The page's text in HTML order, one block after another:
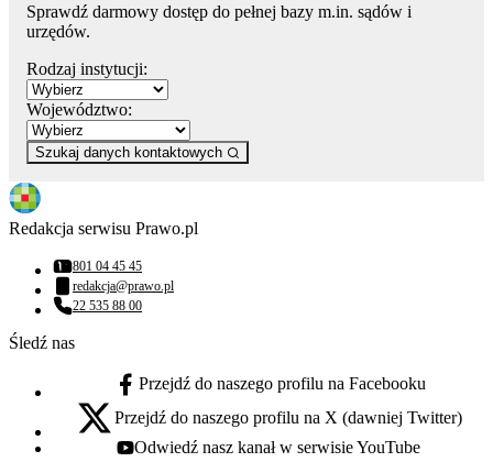
Sprawdź darmowy dostęp do pełnej bazy m.in. sądów i
urzędów.
Rodzaj instytucji:
Województwo:
Szukaj danych kontaktowych
Redakcja serwisu Prawo.pl
Numer telefonu:
801 04 45 45
Adres email:
redakcja@prawo.pl
Numer telefonu:
22 535 88 00
Śledź nas
facebook - otwiera się w nowej karcie
Przejdź do naszego profilu na Facebooku
x - otwiera się w nowej karcie
Przejdź do naszego profilu na X (dawniej Twitter)
youtube - otwiera się w nowej karcie
Odwiedź nasz kanał w serwisie YouTube